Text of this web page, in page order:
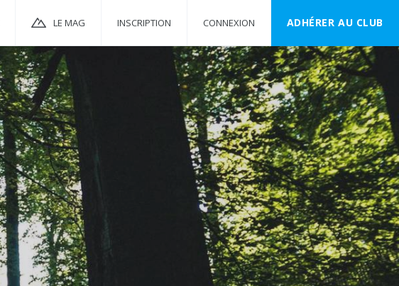
LE MAG INSCRIPTION CONNEXION ADHÉRER AU CLUB